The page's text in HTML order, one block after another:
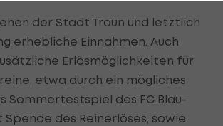
der Stadt Traun und letztlich
erhebliche Einnahmen. Auch
Erlösmöglichkeiten für
etwa durch ein mögliches
Sommertestspiel des FC Blau-
Spende des Reinerlöses, sowie